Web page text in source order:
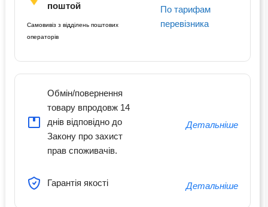
поштой
Самовивіз з відділень поштових
операторів
По тарифам
перевізника
Обмін/повернення
товару впродовж 14
днів відповідно до
Закону про захист
прав споживачів.
Детальніше
Гарантія якості Детальніше